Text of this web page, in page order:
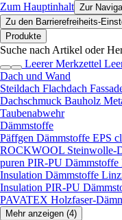
Zum Hauptinhalt Zur
Zu den Barrierefreiheits-
Produkte
Suche nach Artikel oder
Leerer Merkzettel
Dach und Wand
Steildach Flachdach
Dachschmuck Bauholz
Taubenabwehr
Dämmstoffe
Päffgen Dämmstoffe EPS
ROCKWOOL Steinwolle-
puren PIR-PU Dämmstoffe
Insulation Dämmstoffe
Insulation PIR-PU
PAVATEX Holzfaser-
Mehr anzeigen (4)